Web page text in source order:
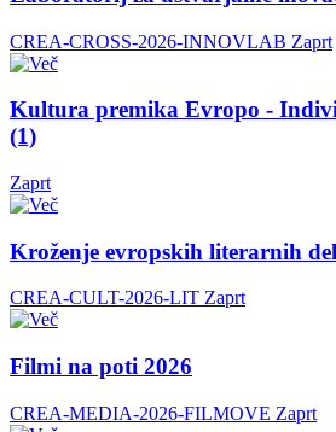
CREA-CROSS-2026-INNOVLAB Zaprt
Kultura premika Evropo -
(1)
Zaprt
Kroženje evropskih literarnih
CREA-CULT-2026-LIT Zaprt
Filmi na poti 2026
CREA-MEDIA-2026-FILMOVE Zaprt